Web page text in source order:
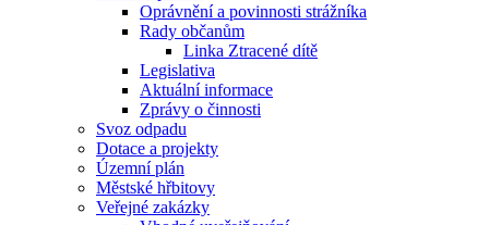
Oprávnění a povinnosti strážníka
Rady občanům
Linka Ztracené dítě
Legislativa
Aktuální informace
Zprávy o činnosti
Svoz odpadu
Dotace a projekty
Územní plán
Městské hřbitovy
Veřejné zakázky